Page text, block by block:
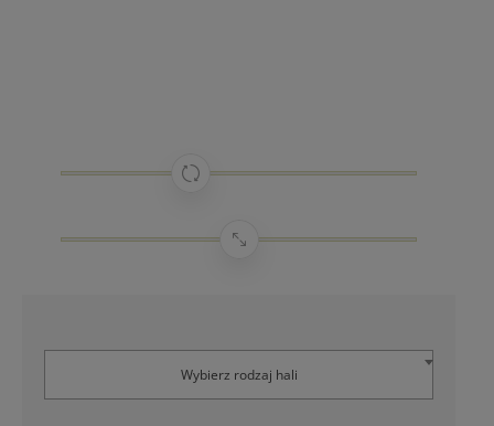
Wybierz rodzaj hali